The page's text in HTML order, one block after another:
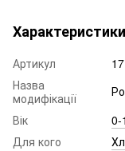
Характеристики
Артикул
Назва
модифікації
Вік
0-
Для кого